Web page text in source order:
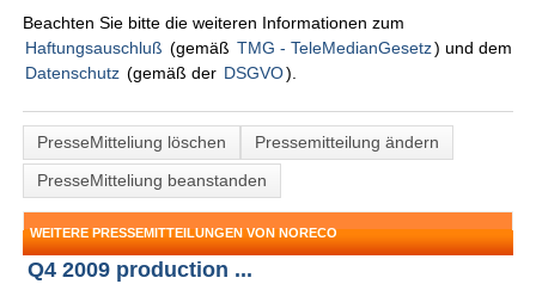
Beachten Sie bitte die weiteren Informationen zum
Haftungsauschluß (gemäß TMG - TeleMedianGesetz) und dem
Datenschutz (gemäß der DSGVO).
PresseMitteliung löschen
Pressemitteilung ändern
PresseMitteliung beanstanden
WEITERE PRESSEMITTEILUNGEN VON NORECO
Q4 2009 production ...